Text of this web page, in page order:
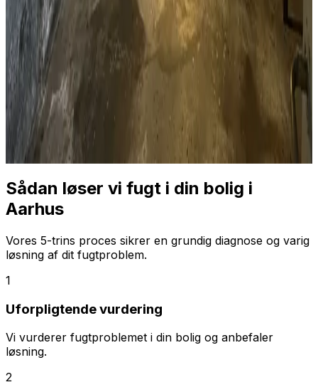
Sådan løser vi fugt i din bolig i
Aarhus
Vores 5-trins proces sikrer en grundig diagnose og varig
løsning af dit fugtproblem.
1
Uforpligtende vurdering
Vi vurderer fugtproblemet i din bolig og anbefaler
løsning.
2